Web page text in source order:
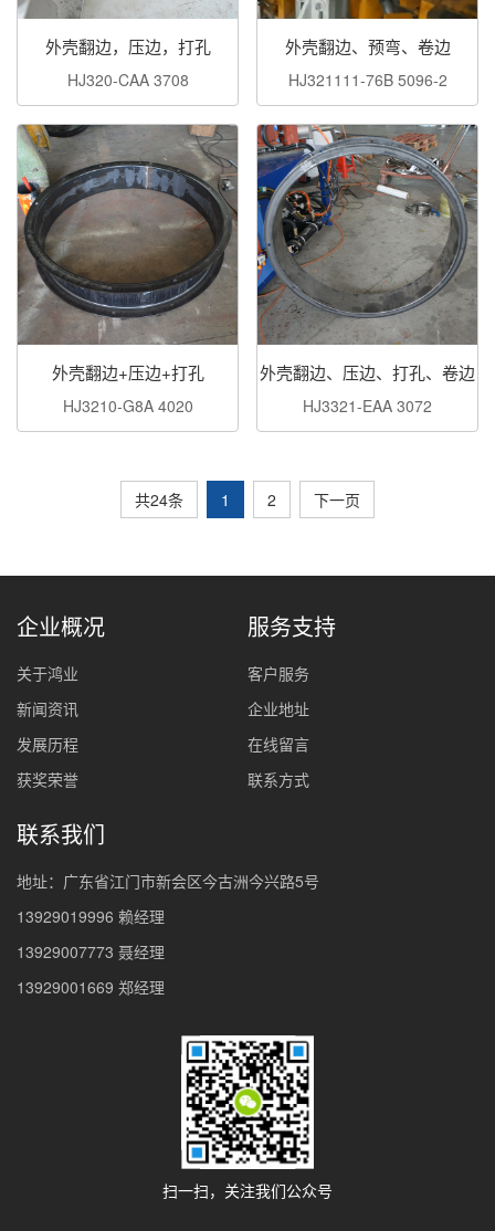
外壳翻边，压边，打孔
HJ320-CAA 3708
外壳翻边、预弯、卷边
HJ321111-76B 5096-2
外壳翻边+压边+打孔
HJ3210-G8A 4020
外壳翻边、压边、打孔、卷边
HJ3321-EAA 3072
共24条 1 2 下一页
企业概况
关于鸿业
新闻资讯
发展历程
获奖荣誉
服务支持
客户服务
企业地址
在线留言
联系方式
联系我们
地址：广东省江门市新会区今古洲今兴路5号
13929019996 赖经理
13929007773 聂经理
13929001669 郑经理
扫一扫，关注我们公众号